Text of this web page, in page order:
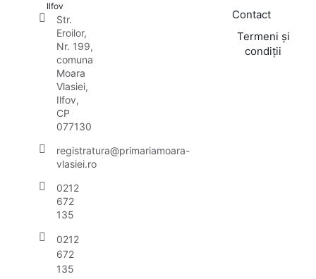
Ilfov
Str.
Eroilor,
Nr. 199,
comuna
Moara
Vlasiei,
Ilfov,
CP
077130
registratura@primariamoara-
vlasiei.ro
0212
672
135
0212
672
135
Contact
Termeni și
condiții